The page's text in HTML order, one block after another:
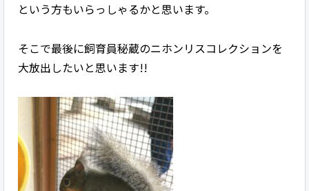
という方もいらっしゃるかと思います。
そこで最後に飼育員秘蔵のニホンリスコレクションを
大放出したいと思います!!